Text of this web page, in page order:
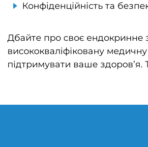
Конфіденційність та
Дбайте про своє ендокринне
висококваліфіковану
підтримувати ваше здоров’я.